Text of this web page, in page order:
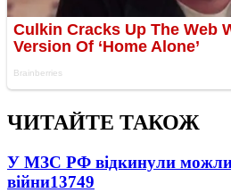
ЧИТАЙТЕ ТАКОЖ
У МЗС РФ відкинули
війни13749